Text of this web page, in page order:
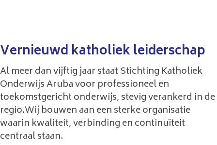
Vernieuwd katholiek leiderschap
Al meer dan vijftig jaar staat Stichting Katholiek
Onderwijs Aruba voor professioneel en
toekomstgericht onderwijs, stevig verankerd in de
regio.Wij bouwen aan een sterke organisatie
waarin kwaliteit, verbinding en continuïteit
centraal staan.